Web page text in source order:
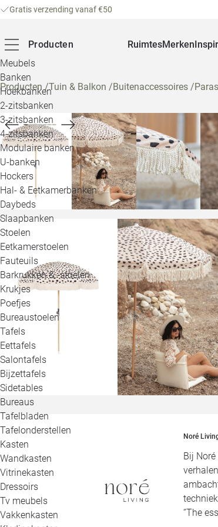
Gratis verzending vanaf €50
Producten
Meubels
Banken
Hoekbanken
2-zitsbanken
3-zitsbanken
4-zitsbanken
Modulaire banken
U-banken
Hockers
Hal- & Eetkamerbanken
Daybeds
Slaapbanken
Stoelen
Eetkamerstoelen
Fauteuils
Barkrukken & -stoelen
Krukjes
Poefjes
Bureaustoelen
Tafels
Eettafels
Salontafels
Bijzettafels
Sidetables
Bureaus
Tafelbladen
Tafelonderstellen
Kasten
Wandkasten
Vitrinekasten
Dressoirs
Tv meubels
Vakkenkasten
RuimtesMerken
Producten/Tuin & Balkon /Buitenaccessoires /
Noré
Bij
‘’The